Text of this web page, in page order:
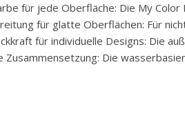
für jede Oberfläche: Die My Color
für glatte Oberflächen: Für
für individuelle Designs: Die
Zusammensetzung: Die